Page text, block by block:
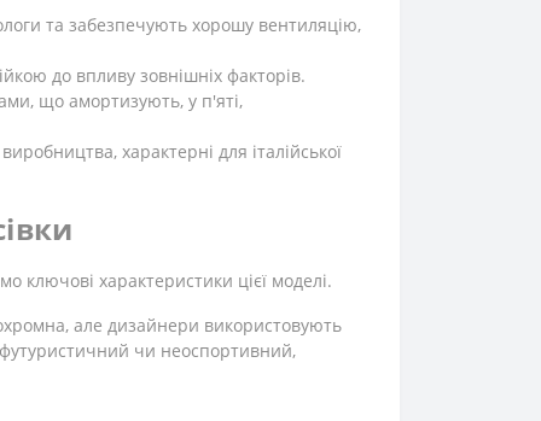
та забезпечують хорошу вентиляцію,
до впливу зовнішніх факторів.
що амортизують, у п'яті,
характерні для італійської
ключові характеристики цієї моделі.
але дизайнери використовують
футуристичний чи неоспортивний,